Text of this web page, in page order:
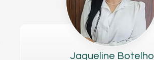
Jaqueline Botelho